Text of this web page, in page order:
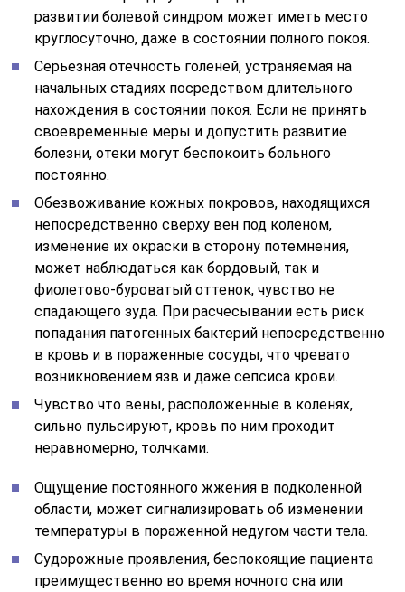
развитии болевой синдром может иметь место
круглосуточно, даже в состоянии полного покоя.
Серьезная отечность голеней, устраняемая на
начальных стадиях посредством длительного
нахождения в состоянии покоя. Если не принять
своевременные меры и допустить развитие
болезни, отеки могут беспокоить больного
постоянно.
Обезвоживание кожных покровов, находящихся
непосредственно сверху вен под коленом,
изменение их окраски в сторону потемнения,
может наблюдаться как бордовый, так и
фиолетово-буроватый оттенок, чувство не
спадающего зуда. При расчесывании есть риск
попадания патогенных бактерий непосредственно
в кровь и в пораженные сосуды, что чревато
возникновением язв и даже сепсиса крови.
Чувство что вены, расположенные в коленях,
сильно пульсируют, кровь по ним проходит
неравномерно, толчками.
Ощущение постоянного жжения в подколенной
области, может сигнализировать об изменении
температуры в пораженной недугом части тела.
Судорожные проявления, беспокоящие пациента
преимущественно во время ночного сна или